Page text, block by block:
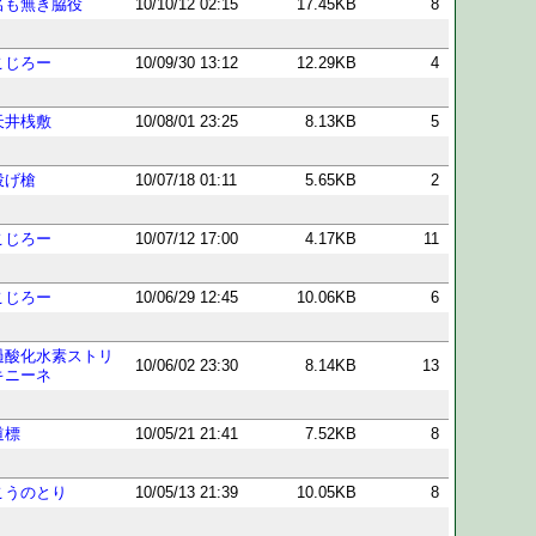
も無き脇役 10/10/12 02:15 17.45KB 8
じろー 10/09/30 13:12 12.29KB 4
井桟敷 10/08/01 23:25 8.13KB 5
げ槍 10/07/18 01:11 5.65KB 2
じろー 10/07/12 17:00 4.17KB 11
じろー 10/06/29 12:45 10.06KB 6
酸化水素ストリ
ニーネ
10/06/02 23:30 8.14KB 13
標 10/05/21 21:41 7.52KB 8
うのとり 10/05/13 21:39 10.05KB 8